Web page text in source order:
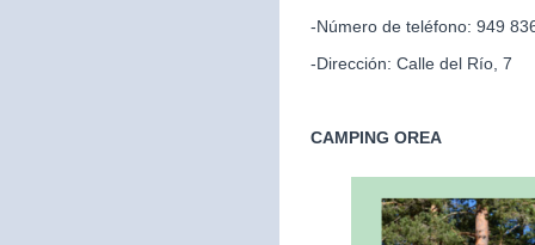
-Número de teléfono: 949
-Dirección: Calle del Río, 7
CAMPING OREA